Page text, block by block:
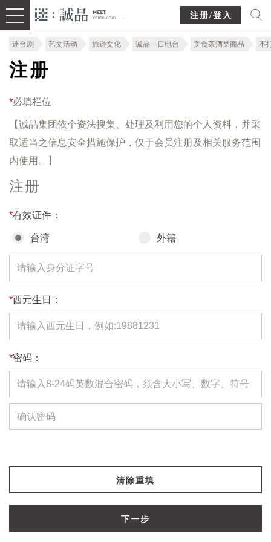
注册/登入
迷台剧 艺文活动 旅遊文化 诚品一日电台 美食茶酒类商品 不
注册
*必填栏位
【诚品集团依个资法搜集、处理及利用您的个人资料，并采
取适当之信息安全措施保护，仅于会员注册及相关服务范围
内使用。】
注册
*有效证件：
台湾 外籍
*西元生日：
*密码：